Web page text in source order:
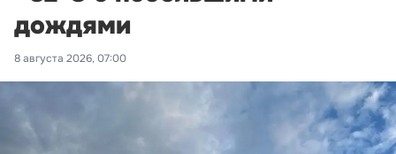
дождями
8 августа 2026, 07:00